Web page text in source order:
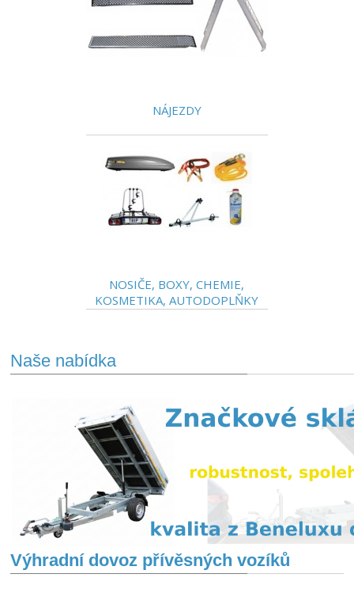
NÁJEZDY
NOSIČE, BOXY, CHEMIE,
KOSMETIKA, AUTODOPLŇKY
Naše nabídka
Výhradní dovoz přívěsných vozíků